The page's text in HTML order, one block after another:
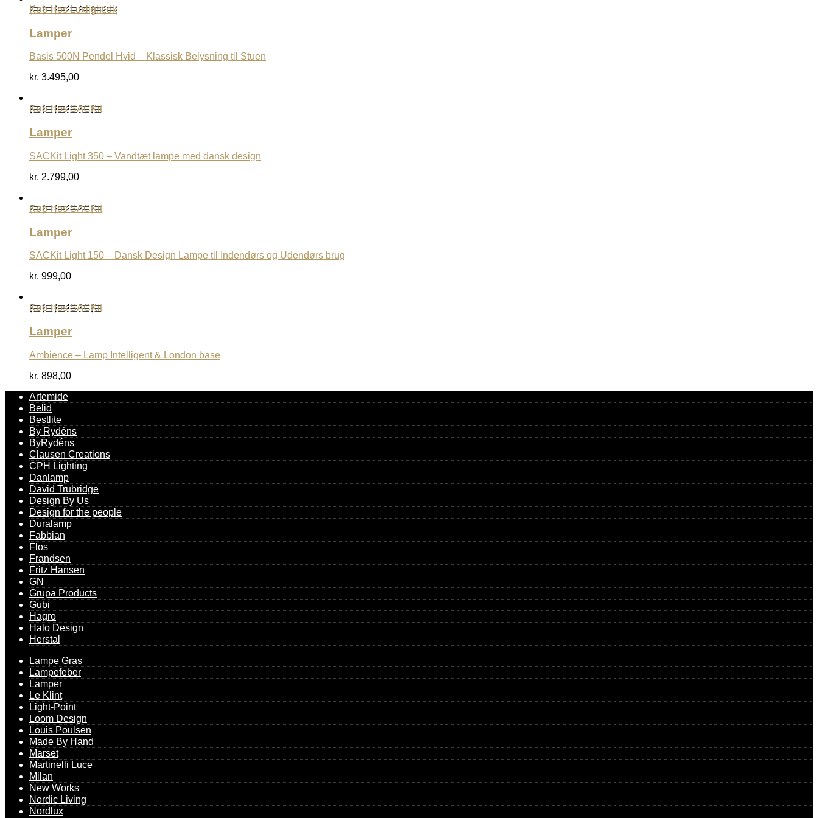
Køb Hos Luxlight.dk
Lamper
Basis 500N Pendel Hvid – Klassisk Belysning til Stuen
kr. 3.495,00
Køb Hos SACKit
Lamper
SACKit Light 350 – Vandtæt lampe med dansk design
kr. 2.799,00
Køb Hos SACKit
Lamper
SACKit Light 150 – Dansk Design Lampe til Indendørs og Udendørs brug
kr. 999,00
Køb Hos SACKit
Lamper
Ambience – Lamp Intelligent & London base
kr. 898,00
Artemide
Belid
Bestlite
By Rydéns
ByRydéns
Clausen Creations
CPH Lighting
Danlamp
David Trubridge
Design By Us
Design for the people
Duralamp
Fabbian
Flos
Frandsen
Fritz Hansen
GN
Grupa Products
Gubi
Hagro
Halo Design
Herstal
Lampe Gras
Lampefeber
Lamper
Le Klint
Light-Point
Loom Design
Louis Poulsen
Made By Hand
Marset
Martinelli Luce
Milan
New Works
Nordic Living
Nordlux